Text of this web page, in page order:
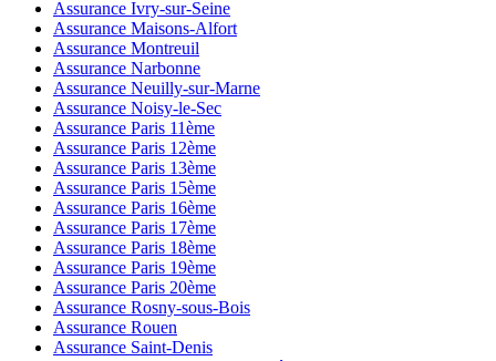
Assurance Ivry-sur-Seine
Assurance Maisons-Alfort
Assurance Montreuil
Assurance Narbonne
Assurance Neuilly-sur-Marne
Assurance Noisy-le-Sec
Assurance Paris 11ème
Assurance Paris 12ème
Assurance Paris 13ème
Assurance Paris 15ème
Assurance Paris 16ème
Assurance Paris 17ème
Assurance Paris 18ème
Assurance Paris 19ème
Assurance Paris 20ème
Assurance Rosny-sous-Bois
Assurance Rouen
Assurance Saint-Denis